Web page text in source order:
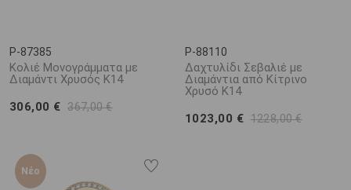
P-87385
Κολιέ Μονογράμματα με
Διαμάντι Χρυσός K14
306,00 € 367,00 €
P-88110
Δαχτυλίδι Σεβαλιέ με
Διαμάντια από Κίτρινο
Χρυσό K14
1023,00 € 1228,00 €
Νέο